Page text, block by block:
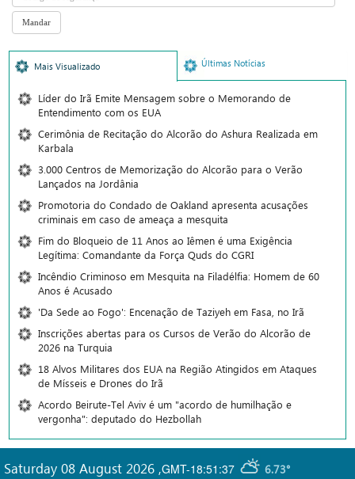
Mais Visualizado Últimas Notícias
Líder do Irã Emite Mensagem sobre o Memorando de
Entendimento com os EUA
Cerimônia de Recitação do Alcorão do Ashura Realizada em
Karbala
3.000 Centros de Memorização do Alcorão para o Verão
Lançados na Jordânia
Promotoria do Condado de Oakland apresenta acusações
criminais em caso de ameaça a mesquita
Fim do Bloqueio de 11 Anos ao Iêmen é uma Exigência
Legítima: Comandante da Força Quds do CGRI
Incêndio Criminoso em Mesquita na Filadélfia: Homem de 60
Anos é Acusado
'Da Sede ao Fogo': Encenação de Taziyeh em Fasa, no Irã
Inscrições abertas para os Cursos de Verão do Alcorão de
2026 na Turquia
18 Alvos Militares dos EUA na Região Atingidos em Ataques
de Mísseis e Drones do Irã
Acordo Beirute-Tel Aviv é um "acordo de humilhação e
vergonha": deputado do Hezbollah
GMT-18:51:37 6.73°
Saturday 08 August 2026 ,